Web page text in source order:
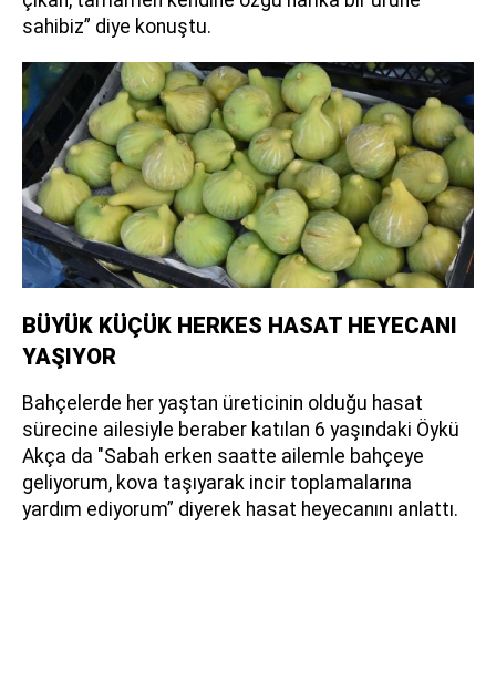
sahibiz” diye konuştu.
BÜYÜK KÜÇÜK HERKES HASAT HEYECANI
YAŞIYOR
Bahçelerde her yaştan üreticinin olduğu hasat
sürecine ailesiyle beraber katılan 6 yaşındaki Öykü
Akça da "Sabah erken saatte ailemle bahçeye
geliyorum, kova taşıyarak incir toplamalarına
yardım ediyorum” diyerek hasat heyecanını anlattı.